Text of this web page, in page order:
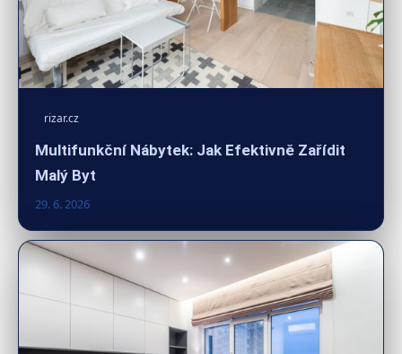
rizar.cz
Multifunkční Nábytek: Jak Efektivně Zařídit
Malý Byt
29. 6. 2026